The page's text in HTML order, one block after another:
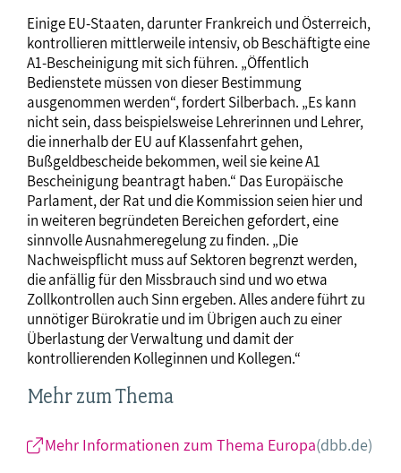
Einige EU-Staaten, darunter Frankreich und Österreich,
kontrollieren mittlerweile intensiv, ob Beschäftigte eine
A1-Bescheinigung mit sich führen. „Öffentlich
Bedienstete müssen von dieser Bestimmung
ausgenommen werden“, fordert Silberbach. „Es kann
nicht sein, dass beispielsweise Lehrerinnen und Lehrer,
die innerhalb der EU auf Klassenfahrt gehen,
Bußgeldbescheide bekommen, weil sie keine A1
Bescheinigung beantragt haben.“ Das Europäische
Parlament, der Rat und die Kommission seien hier und
in weiteren begründeten Bereichen gefordert, eine
sinnvolle Ausnahmeregelung zu finden. „Die
Nachweispflicht muss auf Sektoren begrenzt werden,
die anfällig für den Missbrauch sind und wo etwa
Zollkontrollen auch Sinn ergeben. Alles andere führt zu
unnötiger Bürokratie und im Übrigen auch zu einer
Überlastung der Verwaltung und damit der
kontrollierenden Kolleginnen und Kollegen.“
Mehr zum Thema
Mehr Informationen zum Thema Europa(dbb.de)